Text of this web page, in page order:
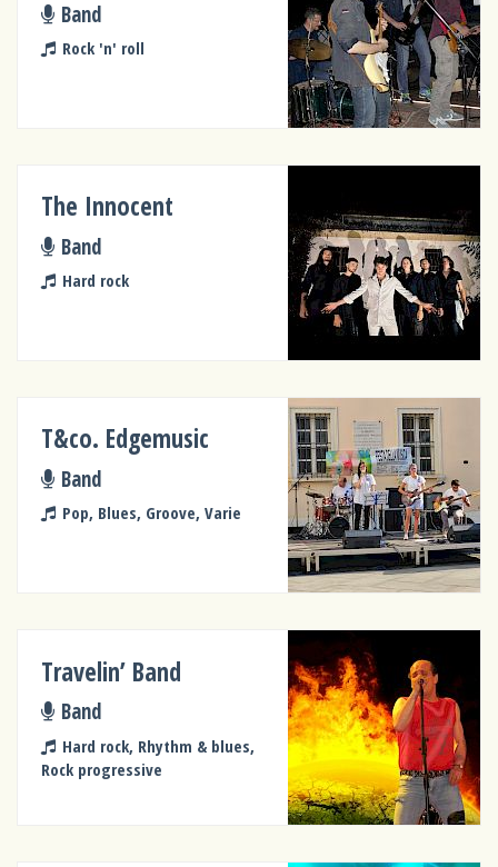
Band
Rock 'n' roll
The Innocent
Band
Hard rock
T&co. Edgemusic
Band
Pop, Blues, Groove, Varie
Travelin’ Band
Band
Hard rock, Rhythm & blues,
Rock progressive